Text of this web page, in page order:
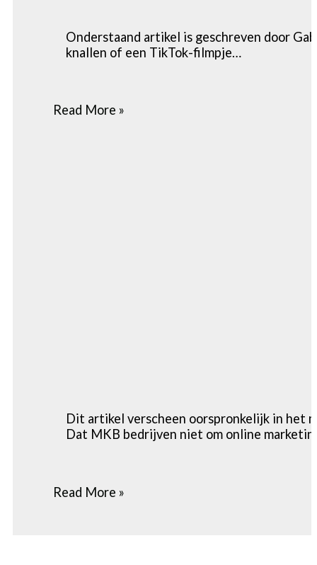
Onderstaand artikel is geschreven door
knallen of een TikTok-filmpje…
Read More »
Dit artikel verscheen oorspronkelijk in het
Dat MKB bedrijven niet om online
Read More »